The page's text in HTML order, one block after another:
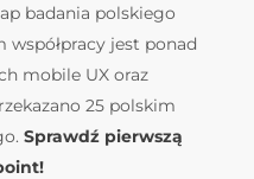
badania polskiego
jest ponad
mobile UX oraz
25 polskim
Sprawdź pierwszą